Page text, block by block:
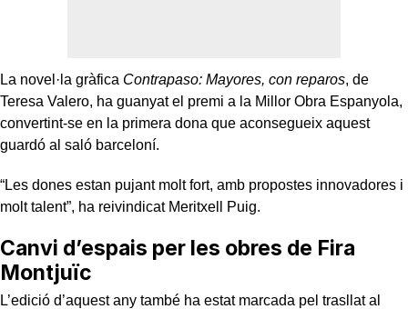
La novel·la gràfica Contrapaso: Mayores, con reparos, de
Teresa Valero, ha guanyat el premi a la Millor Obra Espanyola,
convertint-se en la primera dona que aconsegueix aquest
guardó al saló barceloní.
“Les dones estan pujant molt fort, amb propostes innovadores i
molt talent”, ha reivindicat Meritxell Puig.
Canvi d’espais per les obres de Fira
Montjuïc
L’edició d’aquest any també ha estat marcada pel trasllat al